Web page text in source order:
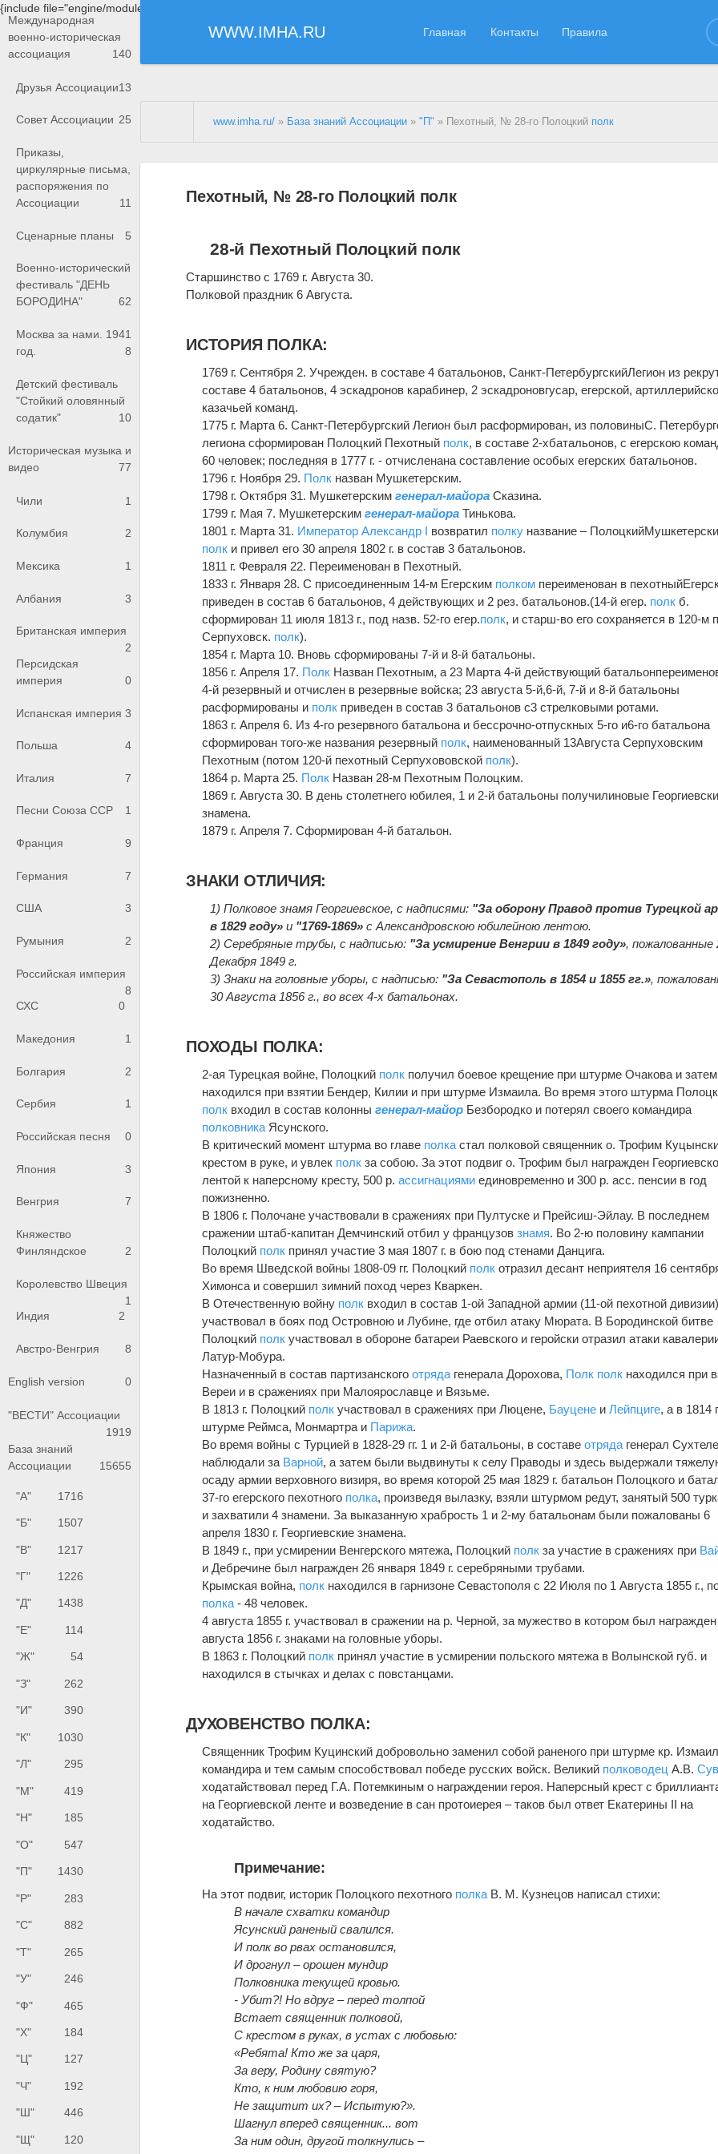
{include file="engine/modules/saperu/head.php"}
WWW.IMHA.RU Главная Контакты Правила
Международная
военно-историческая
ассоциация
140
Друзья Ассоциации13
Совет Ассоциации 25
Приказы,
циркулярные письма,
распоряжения по
Ассоциации
11
Сценарные планы 5
Военно-исторический
фестиваль "ДЕНЬ
БОРОДИНА"
62
Москва за нами. 1941
год.
8
Детский фестиваль
"Стойкий оловянный
содатик"
10
Историческая музыка и
видео
77
Чили 1
Колумбия 2
Мексика 1
Албания 3
Британская империя
2
Персидская
империя
0
Испанская империя 3
Польша 4
Италия 7
Песни Союза ССР 1
Франция 9
Германия 7
США 3
Румыния 2
Российская империя
8
СХС
0
Македония 1
Болгария 2
Сербия 1
Российская песня 0
Япония 3
Венгрия 7
Княжество
Финляндское
2
Королевство Швеция
1
Индия
2
Австро-Венгрия 8
English version 0
"ВЕСТИ" Ассоциации
1919
База знаний
Ассоциации
15655
"А" 1716
"Б" 1507
"В" 1217
"Г" 1226
"Д" 1438
"Е" 114
"Ж" 54
"З" 262
"И" 390
"К" 1030
"Л" 295
"М" 419
"Н" 185
"О" 547
"П" 1430
"Р" 283
"С" 882
"Т" 265
"У" 246
"Ф" 465
"Х" 184
"Ц" 127
"Ч" 192
"Ш" 446
"Щ" 120
www.imha.ru/ » База знаний Ассоциации »"П" » Пехотный, № 28-го Полоцкий полк
Пехотный, № 28-го Полоцкий полк
28-й Пехотный Полоцкий полк
Старшинство с 1769 г. Августа 30.
Полковой праздник 6 Августа.
ИСТОРИЯ ПОЛКА:
1769 г. Сентября 2. Учрежден. в составе 4 батальонов, Санкт-ПетербургскийЛегион из
составе 4 батальонов, 4 эскадронов карабинер, 2 эскадроновгусар, егерской,
казачьей команд.
1775 г. Марта 6. Санкт-Петербургский Легион был расформирован, из половиныС.
легиона сформирован Полоцкий Пехотный полк, в составе 2-хбатальонов, с егерскою
60 человек; последняя в 1777 г. - отчисленана составление особых егерских батальонов.
1796 г. Ноября 29. Полк назван Мушкетерским.
1798 г. Октября 31. Мушкетерскимгенерал-майора Сказина.
1799 г. Мая 7. Мушкетерскимгенерал-майора Тинькова.
1801 г. Марта 31. Император Александр I возвратил полку название –
полк и привел его 30 апреля 1802 г. в состав 3 батальонов.
1811 г. Февраля 22. Переименован в Пехотный.
1833 г. Января 28. С присоединенным 14-м Егерским полком переименован в
приведен в состав 6 батальонов, 4 действующих и 2 рез. батальонов.(14-й егер. полк б.
сформирован 11 июля 1813 г., под назв. 52-го егер.полк, и старш-во его сохраняется в 120-м
Серпуховск. полк).
1854 г. Марта 10. Вновь сформированы 7-й и 8-й батальоны.
1856 г. Апреля 17. Полк Назван Пехотным, а 23 Марта 4-й действующий
4-й резервный и отчислен в резервные войска; 23 августа 5-й,6-й, 7-й и 8-й батальоны
расформированы и полк приведен в состав 3 батальонов с3 стрелковыми ротами.
1863 г. Апреля 6. Из 4-го резервного батальона и бессрочно-отпускных 5-го и6-го батальона
сформирован того-же названия резервный полк, наименованный 13Августа Серпуховским
Пехотным (потом 120-й пехотный Серпухововской полк).
1864 р. Марта 25. Полк Назван 28-м Пехотным Полоцким.
1869 г. Августа 30. В день столетнего юбилея, 1 и 2-й батальоны получилиновые
знамена.
1879 г. Апреля 7. Сформирован 4-й батальон.
ЗНАКИ ОТЛИЧИЯ:
1) Полковое знамя Георгиевское, с надписями: "За оборону Правод против Турецкой
в 1829 году» и "1769-1869» с Александровскою юбилейною лентою.
2) Серебряные трубы, с надписью: "За усмирение Венгрии в 1849 году», пожалованные
Декабря 1849 г.
3) Знаки на головные уборы, с надписью: "За Севастополь в 1854 и 1855 гг.»,
30 Августа 1856 г., во всех 4-х батальонах.
ПОХОДЫ ПОЛКА:
2-ая Турецкая войне, Полоцкий полк получил боевое крещение при штурме Очакова и затем
находился при взятии Бендер, Килии и при штурме Измаила. Во время этого штурма
полк входил в состав колонныгенерал-майор Безбородко и потерял своего командира
полковника Ясунского.
В критический момент штурма во главе полка стал полковой священник о. Трофим
крестом в руке, и увлек полк за собою. За этот подвиг о. Трофим был награжден
лентой к наперсному кресту, 500 р.ассигнациями единовременно и 300 р. асс. пенсии в год
пожизненно.
В 1806 г. Полочане участвовали в сражениях при Пултуске и Прейсиш-Эйлау. В последнем
сражении штаб-капитан Демчинский отбил у французовзнамя. Во 2-ю половину кампании
Полоцкий полк принял участие 3 мая 1807 г. в бою под стенами Данцига.
Во время Шведской войны 1808-09 гг. Полоцкий полк отразил десант неприятеля 16
Химонса и совершил зимний поход через Кваркен.
В Отечественную войну полк входил в состав 1-ой Западной армии (11-ой пехотной
участвовал в боях под Островною и Лубине, где отбил атаку Мюрата. В Бородинской битве
Полоцкий полк участвовал в обороне батареи Раевского и геройски отразил атаки
Латур-Мобура.
Назначенный в состав партизанскогоотряда генерала Дорохова, Полк полк находился при
Вереи и в сражениях при Малоярославце и Вязьме.
В 1813 г. Полоцкий полк участвовал в сражениях при Люцене, Бауцене иЛейпциге, а в 1814
штурме Реймса, Монмартра и Парижа.
Во время войны с Турцией в 1828-29 гг. 1 и 2-й батальоны, в составеотряда генерал
наблюдали за Варной, а затем были выдвинуты к селу Праводы и здесь выдержали
осаду армии верховного визиря, во время которой 25 мая 1829 г. батальон Полоцкого и
37-го егерского пехотного полка, произведя вылазку, взяли штурмом редут, занятый 500
и захватили 4 знамени. За выказанную храбрость 1 и 2-му батальонам были пожалованы 6
апреля 1830 г. Георгиевские знамена.
В 1849 г., при усмирении Венгерского мятежа, Полоцкий полк за участие в сражениях при
и Дебречине был награжден 26 января 1849 г. серебряными трубами.
Крымская война, полк находился в гарнизоне Севастополя с 22 Июля по 1 Августа 1855 г.,
полка - 48 человек.
4 августа 1855 г. участвовал в сражении на р. Черной, за мужество в котором был
августа 1856 г. знаками на головные уборы.
В 1863 г. Полоцкий полк принял участие в усмирении польского мятежа в Волынской губ. и
находился в стычках и делах с повстанцами.
ДУХОВЕНСТВО ПОЛКА:
Священник Трофим Куцинский добровольно заменил собой раненого при штурме кр. Измаил
командира и тем самым способствовал победе русских войск. Великий полководец А.В.
ходатайствовал перед Г.А. Потемкиным о награждении героя. Наперсный крест с
на Георгиевской ленте и возведение в сан протоиерея – таков был ответ Екатерины II на
ходатайство.
Примечание:
На этот подвиг, историк Полоцкого пехотного полка В. М. Кузнецов написал стихи:
В начале схватки командир
Ясунский раненый свалился.
И полк во рвах остановился,
И дрогнул – орошен мундир
Полковника текущей кровью.
- Убит?! Но вдруг – перед толпой
Встает священник полковой,
С крестом в руках, в устах с любовью:
«Ребята! Кто же за царя,
За веру, Родину святую?
Кто, к ним любовию горя,
Не защитит их? – Испытую?».
Шагнул вперед священник... вот
За ним один, другой толкнулись –